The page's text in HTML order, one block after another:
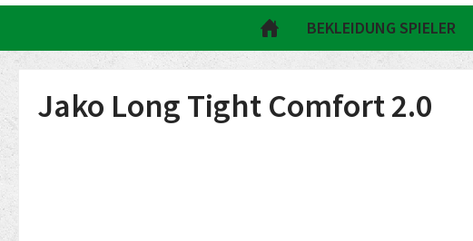
BEKLEIDUNG SPIELER
Jako Long Tight Comfort 2.0